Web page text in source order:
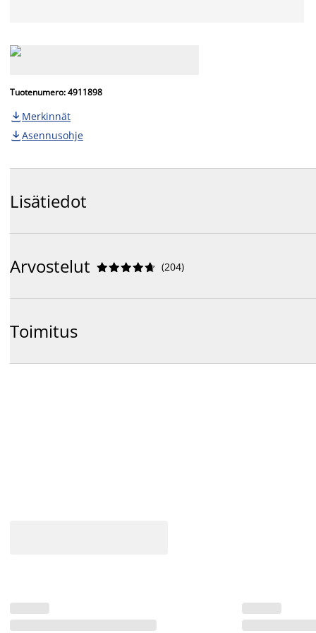
Tuotenumero: 4911898
 Merkinnät
 Asennusohje
Lisätiedot
Arvostelut 




 (204)
Toimitus